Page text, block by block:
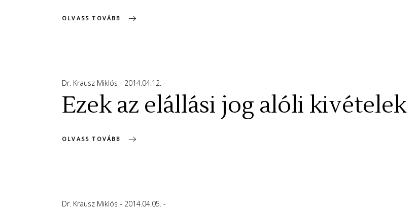
OLVASS TOVÁBB
Dr. Krausz Miklós 2014.04.12.
Ezek az elállási jog alóli kivételek
OLVASS TOVÁBB
Dr. Krausz Miklós 2014.04.05.